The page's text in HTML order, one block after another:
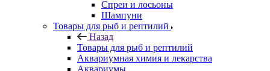
Спреи и лосьоны
Шампуни
Товары для рыб и рептилий
Назад
Товары для рыб и рептилий
Аквариумная химия и лекарства
Аквариумы